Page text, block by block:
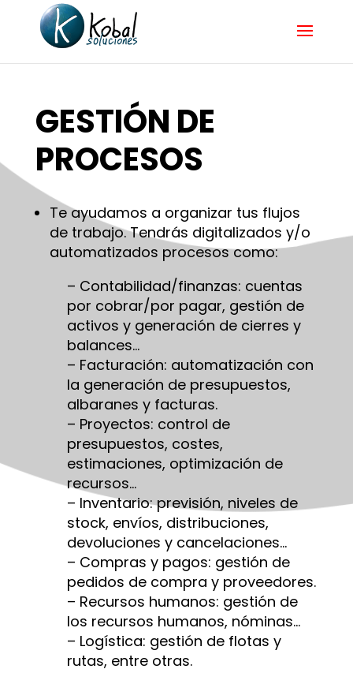
GESTIÓN DE
PROCESOS
Te ayudamos a organizar tus flujos
de trabajo. Tendrás digitalizados y/o
automatizados procesos como:
– Contabilidad/finanzas: cuentas
por cobrar/por pagar, gestión de
activos y generación de cierres y
balances…
– Facturación: automatización con
la generación de presupuestos,
albaranes y facturas.
– Proyectos: control de
presupuestos, costes,
estimaciones, optimización de
recursos…
– Inventario: previsión, niveles de
stock, envíos, distribuciones,
devoluciones y cancelaciones…
– Compras y pagos: gestión de
pedidos de compra y proveedores.
– Recursos humanos: gestión de
los recursos humanos, nóminas…
– Logística: gestión de flotas y
rutas, entre otras.